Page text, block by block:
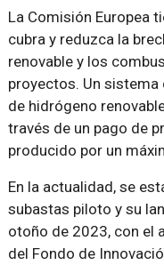
La Comisión Europea
cubra y reduzca la
renovable y los
proyectos. Un
de hidrógeno
través de un pago de
producido por un
En la actualidad, se
subastas piloto y su
otoño de 2023, con el
del Fondo de